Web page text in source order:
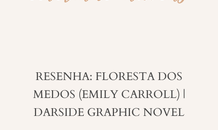
RESENHA: FLORESTA DOS
MEDOS (EMILY CARROLL) |
DARSIDE GRAPHIC NOVEL